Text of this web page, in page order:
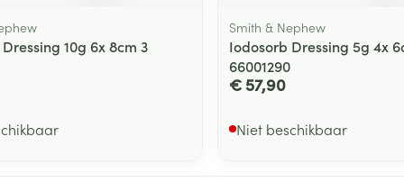
10g 6x 8cm 3
Smith & Nephew
Iodosorb Dressing 5g 4x
66001290
€ 57,90
Niet beschikbaar